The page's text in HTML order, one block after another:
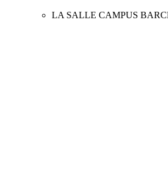
LA SALLE CAMPUS